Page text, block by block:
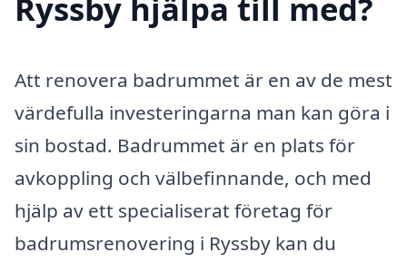
Ryssby hjälpa till med?
Att renovera badrummet är en av de mest
värdefulla investeringarna man kan göra i
sin bostad. Badrummet är en plats för
avkoppling och välbefinnande, och med
hjälp av ett specialiserat företag för
badrumsrenovering i Ryssby kan du